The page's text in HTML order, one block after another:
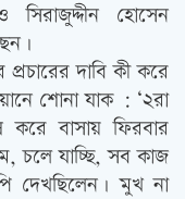
হোসেন
প্রচারের দাবি কী করে
শোনা যাক : ‘২রা
বাসায় ফিরবার
চলে যাচ্ছি, সব কাজ
দেখছিলেন। মুখ না